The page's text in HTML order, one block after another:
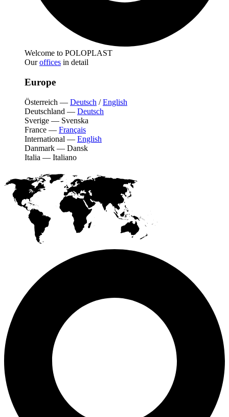
Welcome to POLOPLAST
Ouroffices in detail
Europe
Österreich — Deutsch /English
Deutschland — Deutsch
Sverige — Svenska
France — Français
International — English
Danmark — Dansk
Italia — Italiano